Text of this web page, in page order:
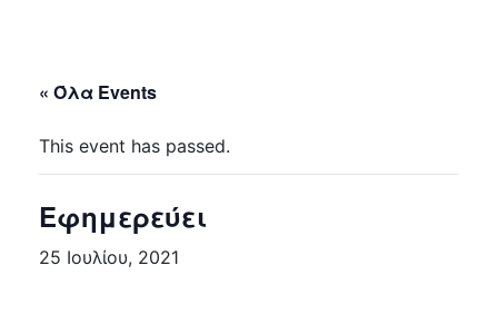
« Όλα Events
This event has passed.
Εφημερεύει
25 Ιουλίου, 2021